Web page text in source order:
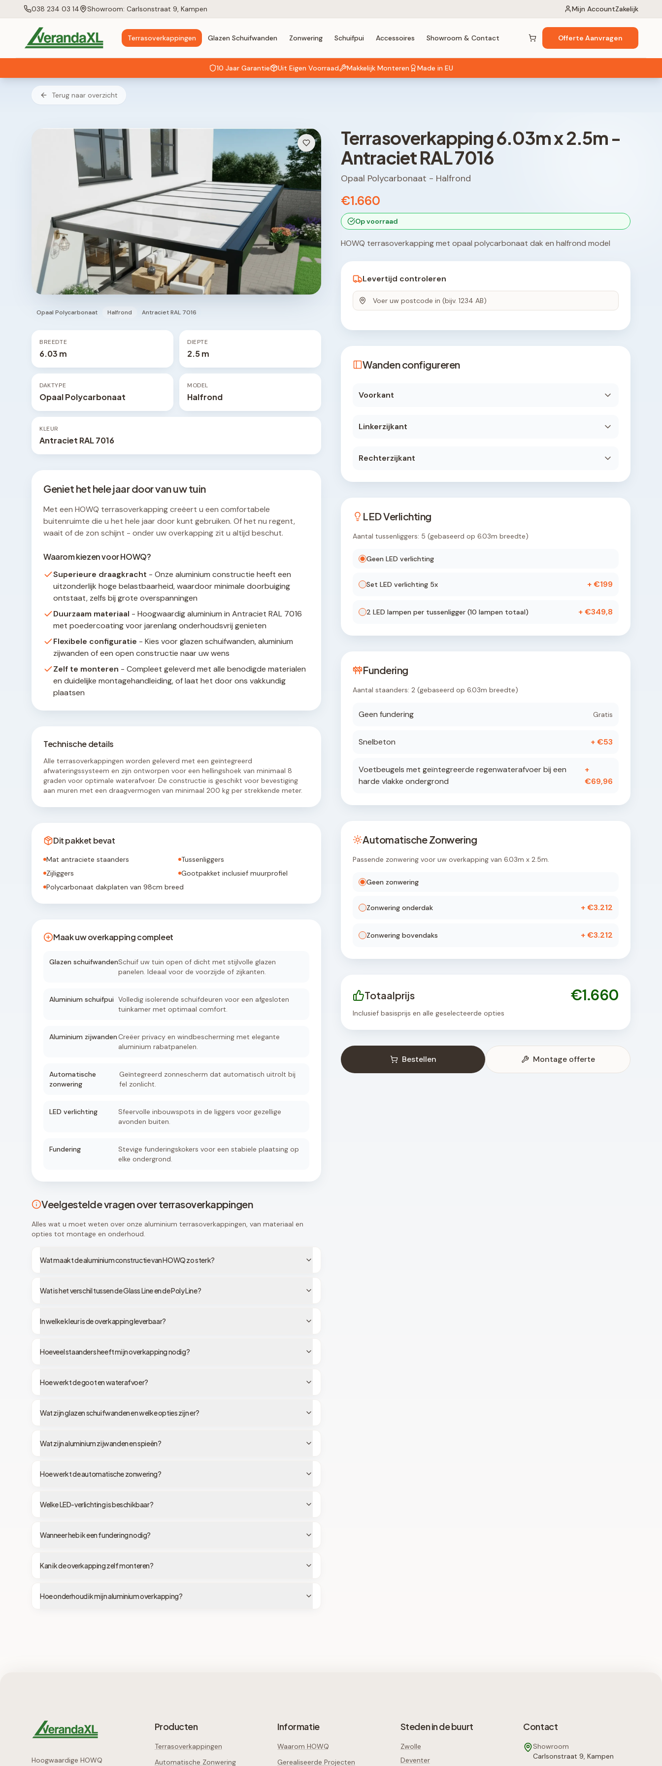
038 234 03 14 Showroom: Carlsonstraat 9, Kampen Mijn AccountZakelijk
Terrasoverkappingen Glazen Schuifwanden Zonwering Schuifpui Accessoires Showroom & Contact Winkelwagen (0items)
Offerte Aanvragen
10 Jaar Garantie Uit Eigen Voorraad Makkelijk Monteren Made in EU
Terug naar overzicht
Opaal Polycarbonaat Halfrond Antraciet RAL 7016
BREEDTE
6.03 m
DIEPTE
2.5 m
DAKTYPE
Opaal Polycarbonaat
MODEL
Halfrond
KLEUR
Antraciet RAL 7016
Geniet het hele jaar door van uw tuin
Met een HOWQ terrasoverkapping creëert u een comfortabele
buitenruimte die u het hele jaar door kunt gebruiken. Of het nu regent,
waait of de zon schijnt - onder uw overkapping zit u altijd beschut.
Waarom kiezen voor HOWQ?
Superieure draagkracht - Onze aluminium constructie heeft een
uitzonderlijk hoge belastbaarheid, waardoor minimale doorbuiging
ontstaat, zelfs bij grote overspanningen
Duurzaam materiaal - Hoogwaardig aluminium in Antraciet RAL 7016
met poedercoating voor jarenlang onderhoudsvrij genieten
Flexibele configuratie - Kies voor glazen schuifwanden, aluminium
zijwanden of een open constructie naar uw wens
Zelf te monteren - Compleet geleverd met alle benodigde materialen
en duidelijke montagehandleiding, of laat het door ons vakkundig
plaatsen
Technische details
Alle terrasoverkappingen worden geleverd met een geïntegreerd
afwateringssysteem en zijn ontworpen voor een hellingshoek van minimaal 8
graden voor optimale waterafvoer. De constructie is geschikt voor bevestiging
aan muren met een draagvermogen van minimaal 200 kg per strekkende meter.
Dit pakket bevat
Mat antraciete staanders
Tussenliggers
Zijliggers
Gootpakket inclusief muurprofiel
Polycarbonaat dakplaten van 98cm breed
Maak uw overkapping compleet
Glazen schuifwandenSchuif uw tuin open of dicht met stijlvolle glazen
panelen. Ideaal voor de voorzijde of zijkanten.
Aluminium schuifpui Volledig isolerende schuifdeuren voor een afgesloten
tuinkamer met optimaal comfort.
Aluminium zijwandenCreëer privacy en windbescherming met elegante
aluminium rabatpanelen.
Automatische
zonwering
Geïntegreerd zonnescherm dat automatisch uitrolt bij
fel zonlicht.
LED verlichting
Sfeervolle inbouwspots in de liggers voor gezellige
avonden buiten.
Fundering
Stevige funderingskokers voor een stabiele plaatsing op
elke ondergrond.
Veelgestelde vragen over terrasoverkappingen
Alles wat u moet weten over onze aluminium terrasoverkappingen, van materiaal en
opties tot montage en onderhoud.
Wat maakt de aluminium constructie van HOWQ zo sterk?
Wat is het verschil tussen de Glass Line en de Poly Line?
In welke kleur is de overkapping leverbaar?
Hoeveel staanders heeft mijn overkapping nodig?
Hoe werkt de goot en waterafvoer?
Wat zijn glazen schuifwanden en welke opties zijn er?
Wat zijn aluminium zijwanden en spieën?
Hoe werkt de automatische zonwering?
Welke LED-verlichting is beschikbaar?
Wanneer heb ik een fundering nodig?
Kan ik de overkapping zelf monteren?
Hoe onderhoud ik mijn aluminium overkapping?
Terrasoverkapping6.03m x2.5m -
Antraciet RAL 7016
Opaal Polycarbonaat - Halfrond
€1.660
Op voorraad
HOWQ terrasoverkapping met opaal polycarbonaat dak en halfrond model
Levertijd controleren
Wanden configureren
Voorkant
Linkerzijkant
Rechterzijkant
LED Verlichting
Aantal tussenliggers: 5 (gebaseerd op 6.03m breedte)
Geen LED verlichting
Set LED verlichting 5x + €199
2 LED lampen per tussenligger (10 lampen totaal) + €349,8
Fundering
Aantal staanders: 2 (gebaseerd op 6.03m breedte)
Geen fundering Gratis
Snelbeton + €53
Voetbeugels met geïntegreerde regenwaterafvoer bij een
harde vlakke ondergrond
+
€69,96
Automatische Zonwering
Passende zonwering voor uw overkapping van 6.03m x 2.5m.
Geen zonwering
Zonwering onderdak + €3.212
Zonwering bovendaks + €3.212
Totaalprijs €1.660
Inclusief basisprijs en alle geselecteerde opties
Bestellen Montage offerte
Hoogwaardige HOWQ
Producten
Terrasoverkappingen
Automatische Zonwering
Informatie
Waarom HOWQ
Gerealiseerde Projecten
Steden in de buurt
Zwolle
Deventer
Contact
Showroom
Carlsonstraat 9, Kampen